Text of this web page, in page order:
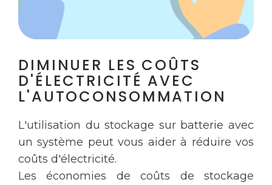
DIMINUER LES COÛTS
D'ÉLECTRICITÉ AVEC
L'AUTOCONSOMMATION
L'utilisation du stockage sur batterie avec
un système peut vous aider à réduire vos
coûts d'électricité.
Les économies de coûts de stockage